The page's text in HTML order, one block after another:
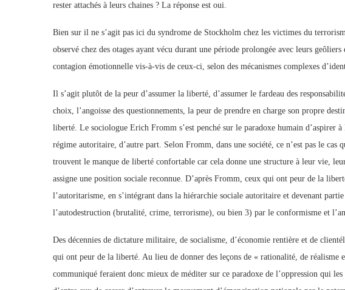
rester attachés à leurs chaines ? La réponse est oui.
Bien sur il ne s’agit pas ici du syndrome de Stockholm chez les victimes du
observé chez des otages ayant vécu durant une période prolongée avec leurs
contagion émotionnelle vis-à-vis de ceux-ci, selon des mécanismes complexes
Il s’agit plutôt de la peur d’assumer la liberté, d’assumer le fardeau des
choix, l’angoisse des questionnements, la peur de prendre en charge son propre
liberté. Le sociologue Erich Fromm s’est penché sur le paradoxe humain d’aspirer
régime autoritaire, d’autre part. Selon Fromm, dans une société, ce n’est pas le
trouvent le manque de liberté confortable car cela donne une structure à leur vie,
assigne une position sociale reconnue. D’après Fromm, ceux qui ont peur de la
l’autoritarisme, en s’intégrant dans la hiérarchie sociale autoritaire et devenant
l’autodestruction (brutalité, crime, terrorisme), ou bien 3) par le conformisme et
Des décennies de dictature militaire, de socialisme, d’économie rentière et de
qui ont peur de la liberté. Au lieu de donner des leçons de « rationalité, de réalisme
communiqué feraient donc mieux de méditer sur ce paradoxe de l’oppression qui